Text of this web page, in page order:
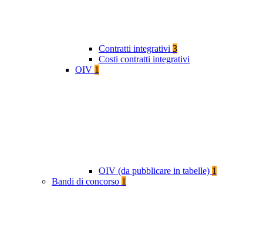
Contratti integrativi 3
Costi contratti integrativi
OIV 1
OIV (da pubblicare in tabelle) 1
Bandi di concorso 1